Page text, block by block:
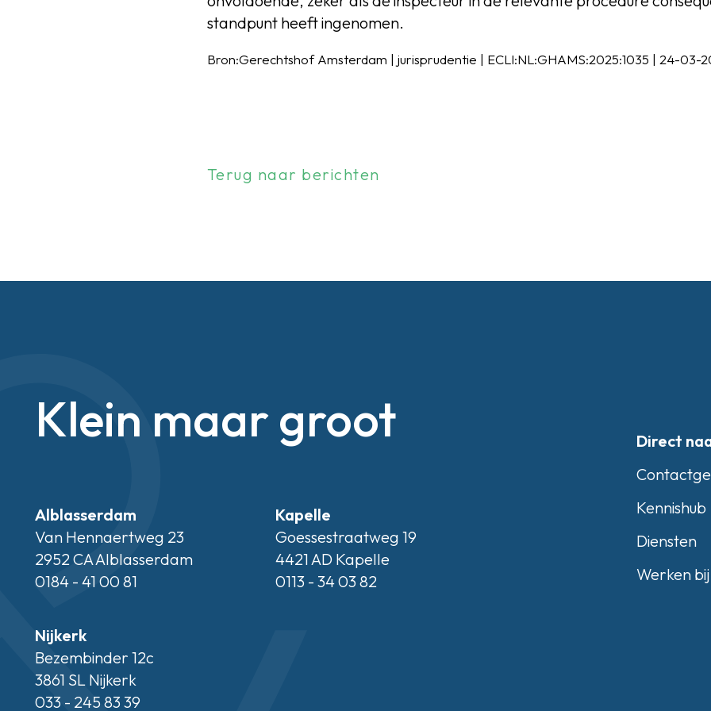
standpunt heeft ingenomen.
Bron:Gerechtshof Amsterdam | jurisprudentie | ECLI:NL:GHAMS:2025:1035 | 24-03-
Terug naar berichten
Klein maar groot
Alblasserdam
Van Hennaertweg 23
2952 CA Alblasserdam
0184 - 41 00 81
Kapelle
Goessestraatweg 19
4421 AD Kapelle
0113 - 34 03 82
Nijkerk
Bezembinder 12c
3861 SL Nijkerk
033 - 245 83 39
Direct
Kennishub
Diensten
Werken bij